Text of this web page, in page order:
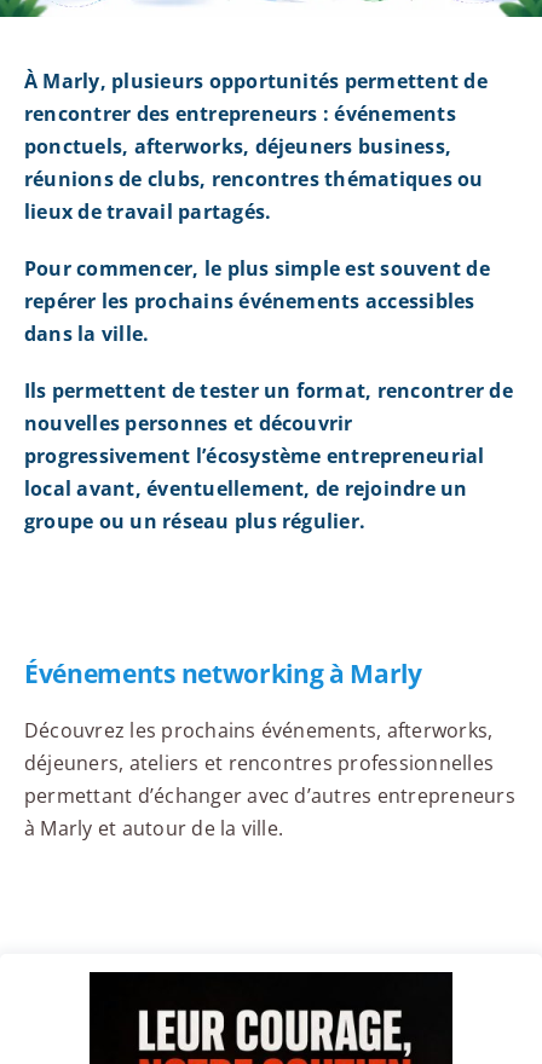
À Marly, plusieurs opportunités permettent de
rencontrer des entrepreneurs : événements
ponctuels, afterworks, déjeuners business,
réunions de clubs, rencontres thématiques ou
lieux de travail partagés.
Pour commencer, le plus simple est souvent de
repérer les prochains événements accessibles
dans la ville.
Ils permettent de tester un format, rencontrer de
nouvelles personnes et découvrir
progressivement l’écosystème entrepreneurial
local avant, éventuellement, de rejoindre un
groupe ou un réseau plus régulier.
Événements networking à Marly
Découvrez les prochains événements, afterworks,
déjeuners, ateliers et rencontres professionnelles
permettant d’échanger avec d’autres entrepreneurs
à Marly et autour de la ville.